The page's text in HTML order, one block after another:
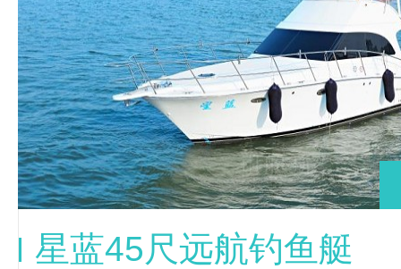
星蓝45尺远航钓鱼艇